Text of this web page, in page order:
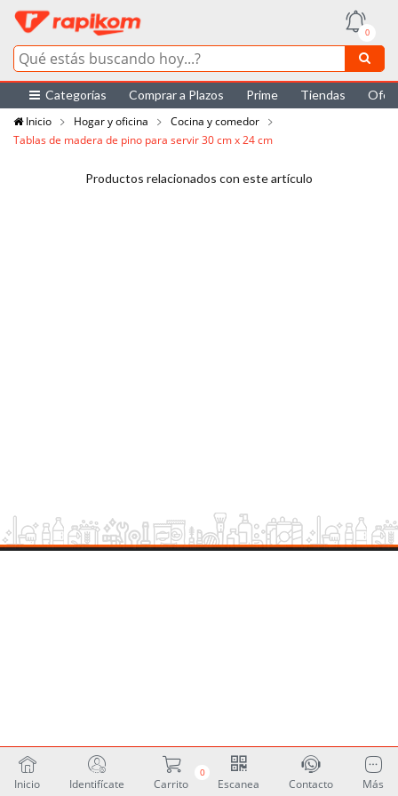
0
Categorías Comprar a Plazos Prime Tiendas
Inicio
Hogar y oficina
Cocina y comedor
Tablas de madera de pino para servir 30 cm x 24 cm
Productos relacionados con este artículo
Inicio Identifícate
0
Carrito Escanea Contacto Más